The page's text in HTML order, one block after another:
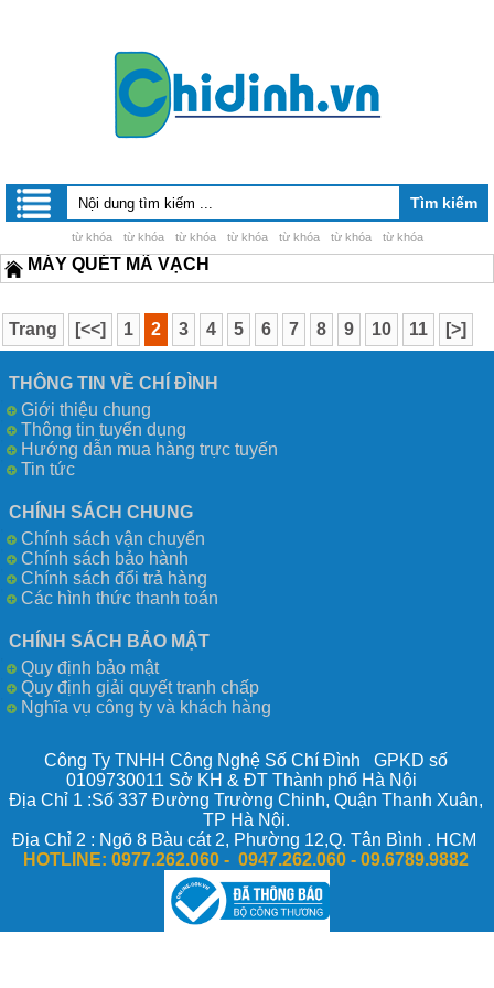
từ khóa từ khóa từ khóa từ khóa từ khóa từ khóa từ khóa
MÁY QUÉT MÃ VẠCH
Trang [<<] 1 2 3 4 5 6 7 8 9 10 11
[>]
THÔNG TIN VỀ CHÍ ĐÌNH
Giới thiệu chung
Thông tin tuyển dụng
Hướng dẫn mua hàng trực tuyến
Tin tức
CHÍNH SÁCH CHUNG
Chính sách vận chuyển
Chính sách bảo hành
Chính sách đổi trả hàng
Các hình thức thanh toán
CHÍNH SÁCH BẢO MẬT
Quy định bảo mật
Quy định giải quyết tranh chấp
Nghĩa vụ công ty và khách hàng
Công Ty TNHH Công Nghệ Số Chí Đình GPKD số
0109730011 Sở KH & ĐT Thành phố Hà Nội
Địa Chỉ 1 :Số 337 Đường Trường Chinh, Quận Thanh Xuân,
TP Hà Nội.
Địa Chỉ 2 : Ngõ 8 Bàu cát 2, Phường 12,Q. Tân Bình . HCM
HOTLINE: 0977.262.060 - 0947.262.060 -09.6789.9882